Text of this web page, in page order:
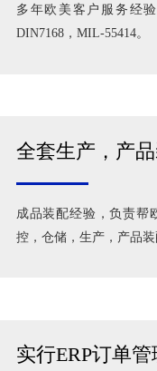
多年欧美客户服务经
DIN7168，MIL-55414。
全套生产，产
成品装配经验，负责帮
控，仓储，生产，产品装
实行ERP订单